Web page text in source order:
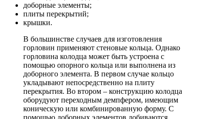
доборные элементы;
плиты перекрытий;
крышки.
В большинстве случаев для изготовления
горловин применяют стеновые кольца. Однако
горловина колодца может быть устроена с
помощью опорного кольца или выполнена из
доборного элемента. В первом случае кольцо
укладывают непосредственно на плиту
перекрытия. Во втором – конструкцию колодца
оборудуют переходным демпфером, имеющим
коническую или комбинированную форму. С
помощью доборных элементов добиваются